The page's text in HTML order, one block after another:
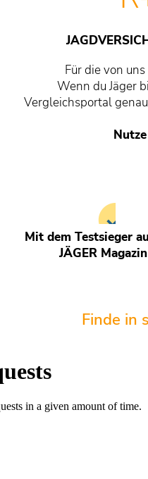
Für die von
Wenn du Jäger
Vergleichsportal
Mit dem Testsieger
JÄGER Magazin
Finde in